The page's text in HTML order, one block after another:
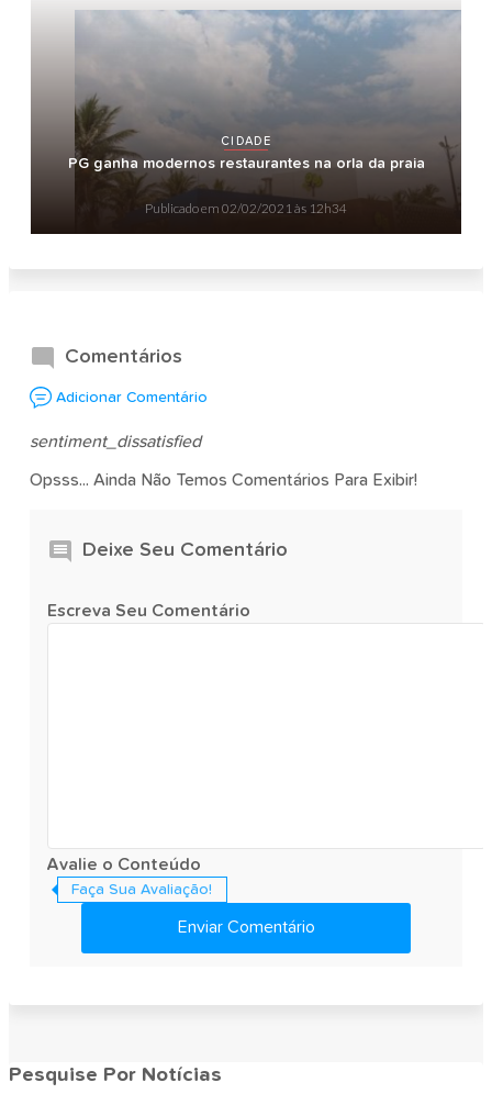
CIDADE
PG ganha modernos restaurantes na orla da praia
Publicado em 02/02/2021 às 12h34
Comentários
Adicionar Comentário
sentiment_dissatisfied
Opsss... Ainda Não Temos Comentários Para Exibir!
Deixe Seu Comentário
Escreva Seu Comentário
Avalie o Conteúdo
Faça Sua Avaliação!
Enviar Comentário
Pesquise Por Notícias